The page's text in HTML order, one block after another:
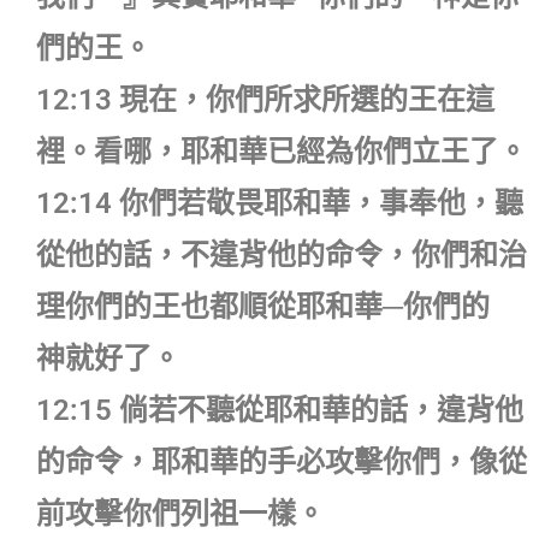
們的王。
12:13 現在，你們所求所選的王在這
裡。看哪，耶和華已經為你們立王了。
12:14 你們若敬畏耶和華，事奉他，聽
從他的話，不違背他的命令，你們和治
理你們的王也都順從耶和華─你們的
神就好了。
12:15 倘若不聽從耶和華的話，違背他
的命令，耶和華的手必攻擊你們，像從
前攻擊你們列祖一樣。